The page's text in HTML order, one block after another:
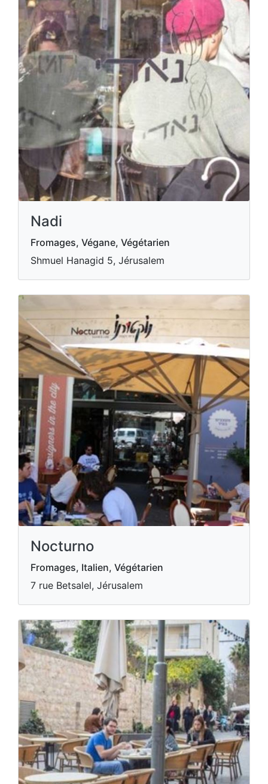
Nadi
Fromages, Végane, Végétarien
Shmuel Hanagid 5, Jérusalem
Nocturno
Fromages, Italien, Végétarien
7 rue Betsalel, Jérusalem